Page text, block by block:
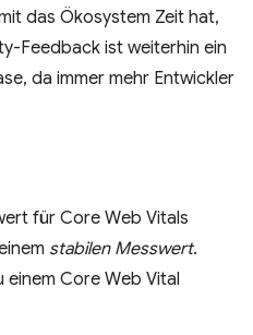
das Ökosystem Zeit hat,
Feedback ist weiterhin ein
da immer mehr Entwickler
für Core Web Vitals
stabilen Messwert.
Core Web Vital